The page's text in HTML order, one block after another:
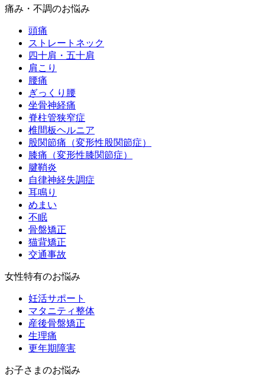
痛み・不調のお悩み
頭痛
ストレートネック
四十肩・五十肩
肩こり
腰痛
ぎっくり腰
坐骨神経痛
脊柱管狭窄症
椎間板ヘルニア
股関節痛（変形性股関節症）
膝痛（変形性膝関節症）
腱鞘炎
自律神経失調症
耳鳴り
めまい
不眠
骨盤矯正
猫背矯正
交通事故
女性特有のお悩み
妊活サポート
マタニティ整体
産後骨盤矯正
生理痛
更年期障害
お子さまのお悩み